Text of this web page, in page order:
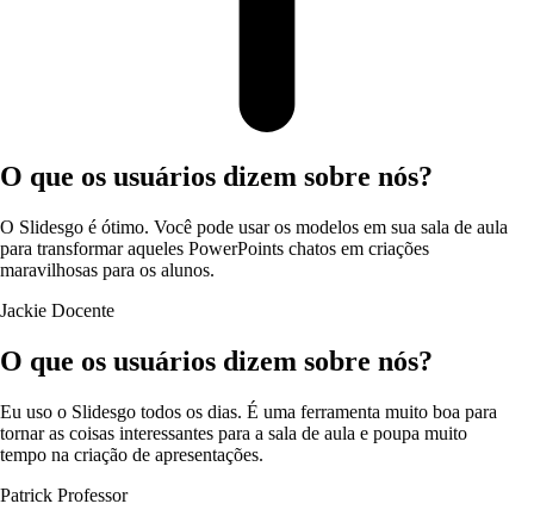
O que os usuários dizem sobre nós?
O Slidesgo é ótimo. Você pode usar os modelos em sua sala de aula
para transformar aqueles PowerPoints chatos em criações
maravilhosas para os alunos.
Jackie Docente
O que os usuários dizem sobre nós?
Eu uso o Slidesgo todos os dias. É uma ferramenta muito boa para
tornar as coisas interessantes para a sala de aula e poupa muito
tempo na criação de apresentações.
Patrick Professor